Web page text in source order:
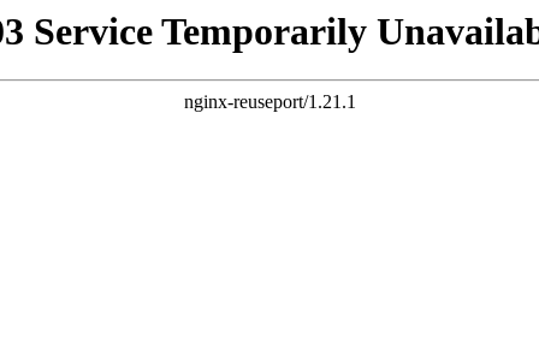
Service Temporarily
nginx-reuseport/1.21.1